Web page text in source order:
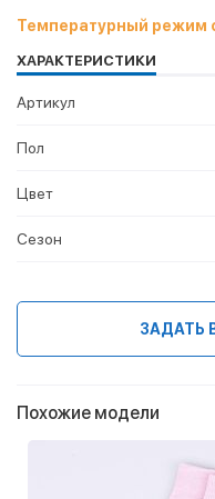
Температурный режим
ХАРАКТЕРИСТИКИ
Артикул
Пол
Цвет
Сезон
ЗАДАТЬ
Похожие модели